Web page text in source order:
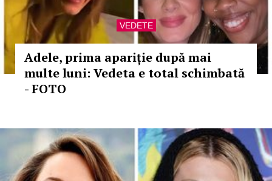
VEDETE
Adele, prima apariție după mai
multe luni: Vedeta e total schimbată
- FOTO